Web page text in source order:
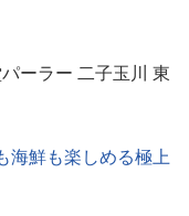
ーラー 二子玉川 東
海鮮も楽しめる極上